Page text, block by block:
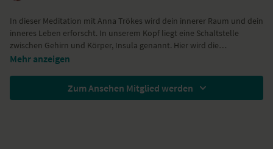
In dieser Meditation mit Anna Trökes wird dein innerer Raum und dein
inneres Leben erforscht. In unserem Kopf liegt eine Schaltstelle
zwischen Gehirn und Körper, Insula genannt. Hier wird die
Information empfangen, wie es unserem Körper und Geist geht.
Die Insula ist eine wichtige Schaltstelle zwischen dem bewussten
Mehr anzeigen
Zum Ansehen Mitglied werden